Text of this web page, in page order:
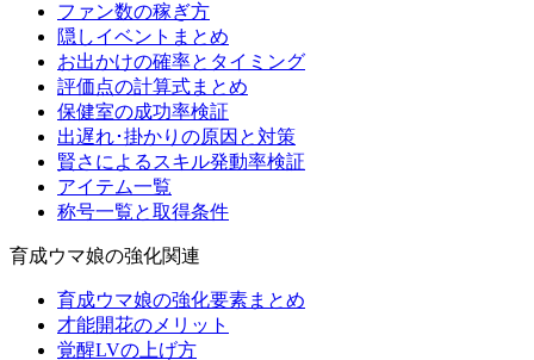
ファン数の稼ぎ方
隠しイベントまとめ
お出かけの確率とタイミング
評価点の計算式まとめ
保健室の成功率検証
出遅れ･掛かりの原因と対策
賢さによるスキル発動率検証
アイテム一覧
称号一覧と取得条件
育成ウマ娘の強化関連
育成ウマ娘の強化要素まとめ
才能開花のメリット
覚醒LVの上げ方